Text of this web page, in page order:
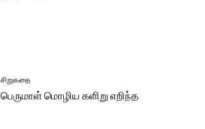
சிறுகதை
பெருமாள் மொழிய களிறு எறிந்த